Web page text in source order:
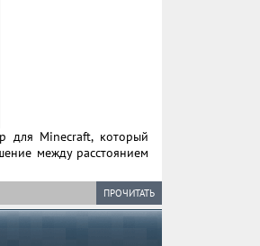
для Minecraft, который
между расстоянием
ПРОЧИТАТЬ